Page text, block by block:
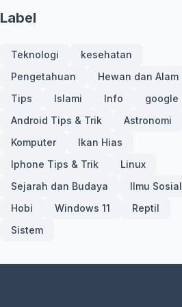
Label
Teknologi
kesehatan
Pengetahuan
Hewan dan Alam
Tips
Islami Info
google
Android Tips & Trik
Astronomi
Komputer
Ikan Hias
Iphone Tips & Trik
Linux
Sejarah dan Budaya
Ilmu Sosial
Hobi
Windows 11
Reptil
Sistem